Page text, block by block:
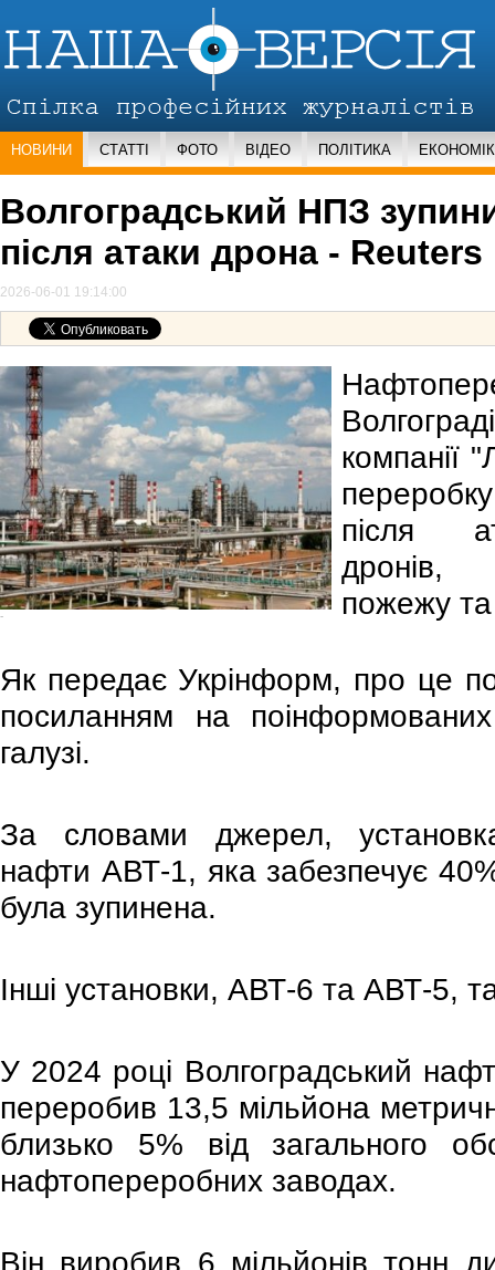
НОВИНИ СТАТТІ ФОТО ВІДЕО ПОЛІТИКА
Волгоградський НПЗ
після атаки дрона - Reuters
2026-06-01 19:14:00
-
компанії
після
дронів,
пожежу
Як передає Укрінформ, про це
посиланням на поінформованих
галузі.
За словами джерел,
нафти АВТ-1, яка забезпечує
була зупинена.
Інші установки, АВТ-6 та АВТ-5,
У 2024 році Волгоградський
переробив 13,5 мільйона
близько 5% від загального
нафтопереробних заводах.
Він виробив 6 мільйонів тонн